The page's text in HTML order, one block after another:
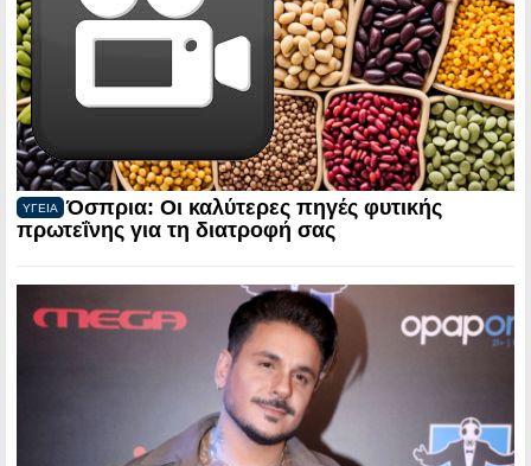
ΥΓΕΙΑ
Όσπρια: Οι καλύτερες πηγές φυτικής
πρωτεΐνης για τη διατροφή σας